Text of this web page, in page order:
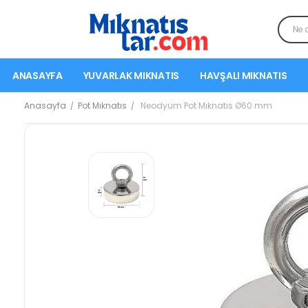
ANASAYFA YUVARLAK MIKNATIS HAVŞALI MIKNATIS
Anasayfa Pot Mıknatıs Neodyum Pot Mıknatıs Ø60 mm